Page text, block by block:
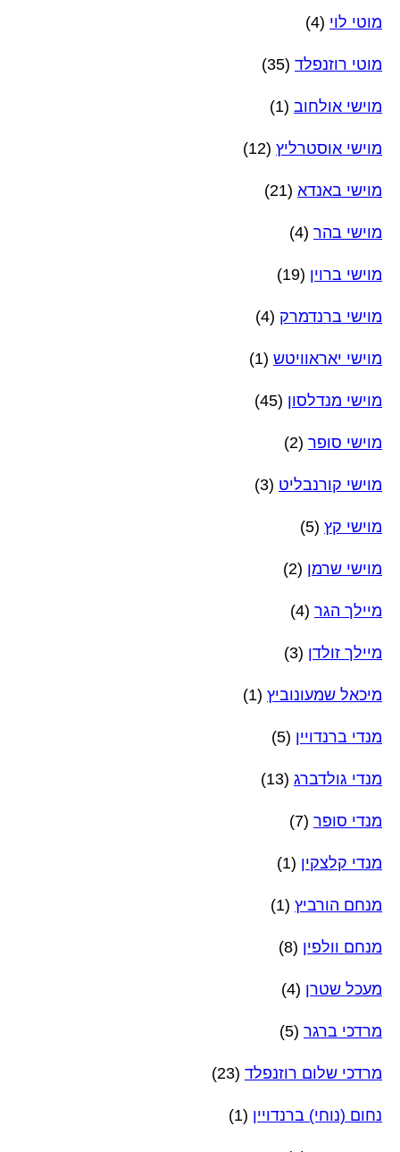
מוטי לוי (4)
מוטי רוזנפלד (35)
מוישי אולחוב (1)
מוישי אוסטרליץ (12)
מוישי באנדא (21)
מוישי בהר (4)
מוישי ברוין (19)
מוישי ברנדמרק (4)
מוישי יאראוויטש (1)
מוישי מנדלסון (45)
מוישי סופר (2)
מוישי קורנבליט (3)
מוישי קץ (5)
מוישי שרמן (2)
מיילך הגר (4)
מיילך זולדן (3)
מיכאל שמעונוביץ (1)
מנדי ברנדויין (5)
מנדי גולדברג (13)
מנדי סופר (7)
מנדי קלצקין (1)
מנחם הורביץ (1)
מנחם וולפין (8)
מעכל שטרן (4)
מרדכי ברגר (5)
מרדכי שלום רוזנפלד (23)
נחום (נוחי) ברנדויין (1)